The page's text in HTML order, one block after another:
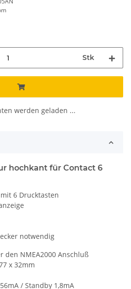
Stk
werden geladen ...
hochkant für Contact 6
6 Drucktasten
notwendig
den NMEA2000 Anschluß
x 32mm
/ Standby 1,8mA